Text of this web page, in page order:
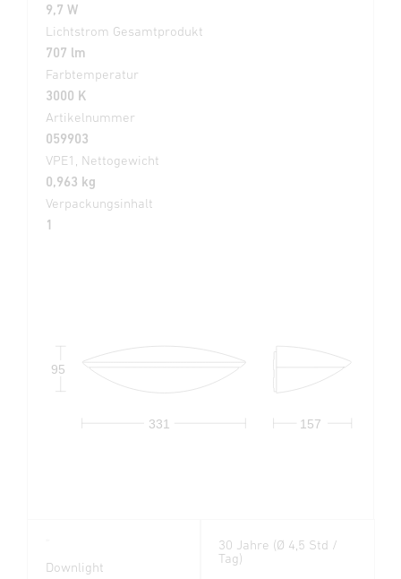
9,7 W
Lichtstrom Gesamtprodukt
707 lm
Farbtemperatur
3000 K
Artikelnummer
059903
VPE1, Nettogewicht
0,963 kg
Verpackungsinhalt
1
331 157
95
Downlight
30 Jahre (Ø 4,5 Std /
Tag)